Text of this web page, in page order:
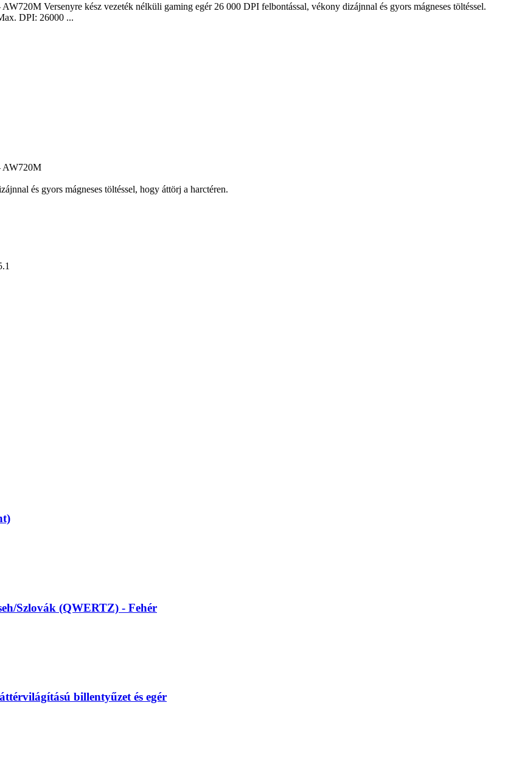
Versenyre kész vezeték nélküli gaming egér 26 000 DPI felbontással, vékony dizájnnal és gyors mágneses töltéssel.
DPI: 26000 ...
és gyors mágneses töltéssel, hogy áttörj a harctéren.
Szlovák (QWERTZ) - Fehér
billentyűzet és egér